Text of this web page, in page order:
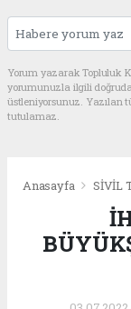
Yorum yazarak Topluluk
yorumunuzla ilgili
üstleniyorsunuz. Yazılan
tutulamaz.
Anasayfa SİVİL